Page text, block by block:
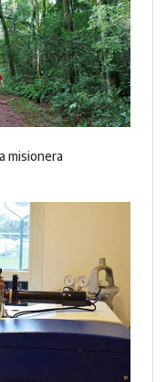
misionera